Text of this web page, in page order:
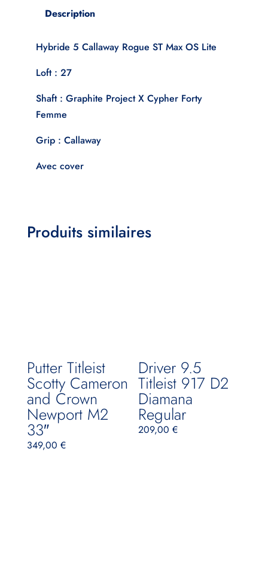
Description
Hybride 5 Callaway Rogue ST Max OS Lite
Loft : 27
Shaft : Graphite Project X Cypher Forty
Femme
Grip : Callaway
Avec cover
Produits similaires
Putter Titleist
Scotty Cameron
and Crown
Newport M2
33″
349,00 €
Driver 9.5
Titleist 917 D2
Diamana
Regular
209,00€